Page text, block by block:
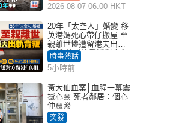
2026-08-07 06:00 HKT
20年「太空人」婚變 移
英港媽死心帶仔搬屋 至
親離世慘遭留港夫出軌
背叛 苦嘆終看透對方留
港「真相」｜Juicy叮
時事熱話
5小時前
黃大仙血案│血腥一幕震
撼心靈 死者鄰居：個心
仲震緊
突發